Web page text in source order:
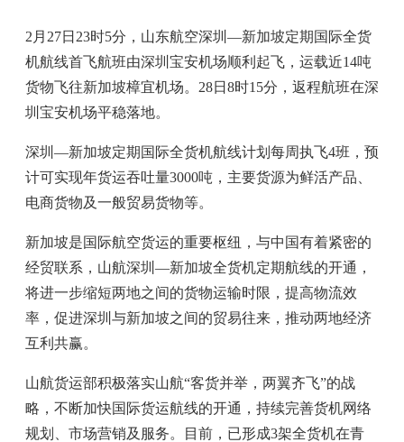
2月27日23时5分，山东航空深圳—新加坡定期国际全货
机航线首飞航班由深圳宝安机场顺利起飞，运载近14吨
货物飞往新加坡樟宜机场。28日8时15分，返程航班在深
圳宝安机场平稳落地。
深圳—新加坡定期国际全货机航线计划每周执飞4班，预
计可实现年货运吞吐量3000吨，主要货源为鲜活产品、
电商货物及一般贸易货物等。
新加坡是国际航空货运的重要枢纽，与中国有着紧密的
经贸联系，山航深圳—新加坡全货机定期航线的开通，
将进一步缩短两地之间的货物运输时限，提高物流效
率，促进深圳与新加坡之间的贸易往来，推动两地经济
互利共赢。
山航货运部积极落实山航“客货并举，两翼齐飞”的战
略，不断加快国际货运航线的开通，持续完善货机网络
规划、市场营销及服务。目前，已形成3架全货机在青